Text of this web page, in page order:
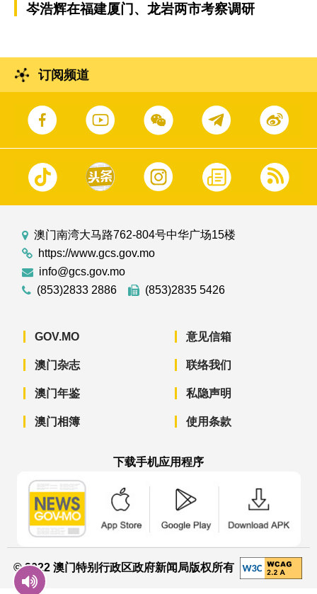
岑浩辉在福建厦门、龙岩两市考察调研
订阅频道
澳门南湾大马路762-804号中华广场15楼
https://www.gcs.gov.mo
info@gcs.gov.mo
(853)2833 2886
(853)2835 5426
GOV.MO
澳门杂志
澳门年鉴
澳门相簿
意见信箱
联络我们
私隐声明
使用条款
下载手机应用程序
© 2022 澳门特别行政区政府新闻局版权所有